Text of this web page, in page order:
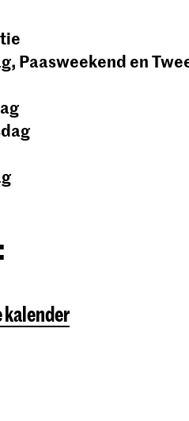
Paasweekend en
kalender